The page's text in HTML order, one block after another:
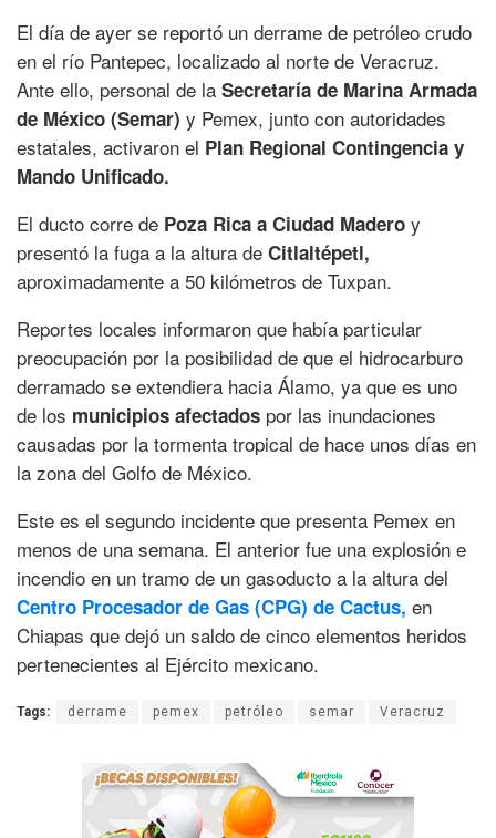
El día de ayer se reportó un derrame de petróleo crudo
en el río Pantepec, localizado al norte de Veracruz.
Ante ello, personal de la Secretaría de Marina Armada
de México (Semar) y Pemex, junto con autoridades
estatales, activaron el Plan Regional Contingencia y
Mando Unificado.
El ducto corre de Poza Rica a Ciudad Madero y
presentó la fuga a la altura de Citlaltépetl,
aproximadamente a 50 kilómetros de Tuxpan.
Reportes locales informaron que había particular
preocupación por la posibilidad de que el hidrocarburo
derramado se extendiera hacia Álamo, ya que es uno
de los municipios afectados por las inundaciones
causadas por la tormenta tropical de hace unos días en
la zona del Golfo de México.
Este es el segundo incidente que presenta Pemex en
menos de una semana. El anterior fue una explosión e
incendio en un tramo de un gasoducto a la altura del
Centro Procesador de Gas (CPG) de Cactus, en
Chiapas que dejó un saldo de cinco elementos heridos
pertenecientes al Ejército mexicano.
Tags: derrame pemex petróleo semar Veracruz